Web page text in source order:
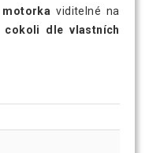
motorka viditelné na
cokoli dle vlastních